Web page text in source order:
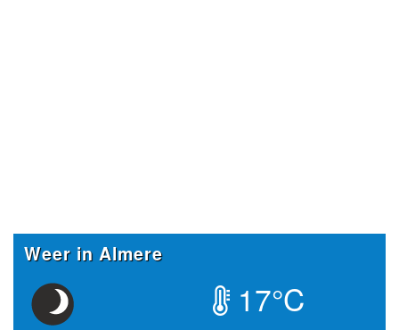
Weer in Almere
17°C